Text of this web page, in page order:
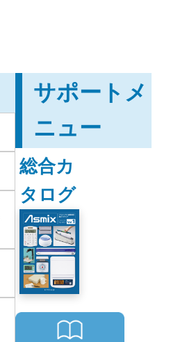
サポートメ
ニュー
総合カ
タログ